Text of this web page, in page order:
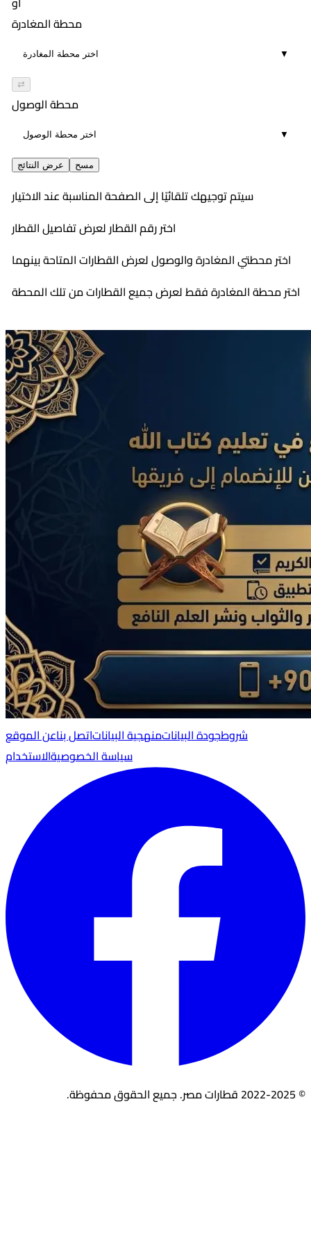
محطة المغادرة
▼
⇄
محطة الوصول
▼
عرض النتائج مسح
سيتم توجيهك تلقائيًا إلى الصفحة المناسبة عند الاختيار
اختر رقم القطار لعرض تفاصيل القطار
اختر محطتي المغادرة والوصول لعرض القطارات المتاحة بينهما
اختر محطة المغادرة فقط لعرض جميع القطارات من تلك المحطة
عن الموقعاتصل بنامنهجية البياناتجودة البياناتشروط
الاستخدامسياسة الخصوصية
© 2022-2025 قطارات مصر. جميع الحقوق محفوظة.